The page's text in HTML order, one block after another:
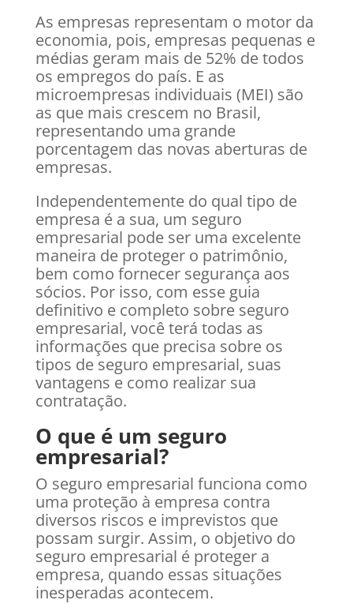
As empresas representam o motor da
economia, pois, empresas pequenas e
médias geram mais de 52% de todos
os empregos do país. E as
microempresas individuais (MEI) são
as que mais crescem no Brasil,
representando uma grande
porcentagem das novas aberturas de
empresas.
Independentemente do qual tipo de
empresa é a sua, um seguro
empresarial pode ser uma excelente
maneira de proteger o patrimônio,
bem como fornecer segurança aos
sócios. Por isso, com esse guia
definitivo e completo sobre seguro
empresarial, você terá todas as
informações que precisa sobre os
tipos de seguro empresarial, suas
vantagens e como realizar sua
contratação.
O que é um seguro
empresarial?
O seguro empresarial funciona como
uma proteção à empresa contra
diversos riscos e imprevistos que
possam surgir. Assim, o objetivo do
seguro empresarial é proteger a
empresa, quando essas situações
inesperadas acontecem.